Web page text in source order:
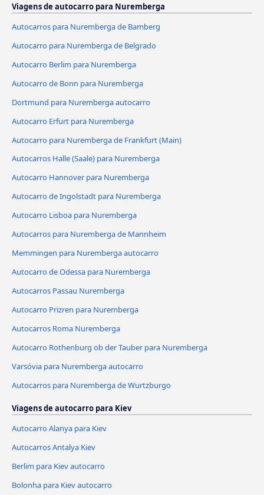
Viagens de autocarro para Nuremberga
Autocarros para Nuremberga de Bamberg
Autocarro para Nuremberga de Belgrado
Autocarro Berlim para Nuremberga
Autocarro de Bonn para Nuremberga
Dortmund para Nuremberga autocarro
Autocarro Erfurt para Nuremberga
Autocarro para Nuremberga de Frankfurt (Main)
Autocarros Halle (Saale) para Nuremberga
Autocarro Hannover para Nuremberga
Autocarro de Ingolstadt para Nuremberga
Autocarro Lisboa para Nuremberga
Autocarros para Nuremberga de Mannheim
Memmingen para Nuremberga autocarro
Autocarro de Odessa para Nuremberga
Autocarros Passau Nuremberga
Autocarro Prizren para Nuremberga
Autocarros Roma Nuremberga
Autocarro Rothenburg ob der Tauber para Nuremberga
Varsóvia para Nuremberga autocarro
Autocarros para Nuremberga de Wurtzburgo
Viagens de autocarro para Kiev
Autocarro Alanya para Kiev
Autocarros Antalya Kiev
Berlim para Kiev autocarro
Bolonha para Kiev autocarro